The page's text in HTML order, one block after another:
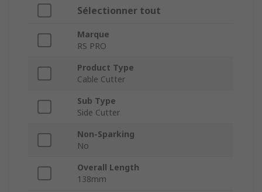
Sélectionner tout
Marque
RS PRO
Product Type
Cable Cutter
Sub Type
Side Cutter
Non-Sparking
No
Overall Length
138mm